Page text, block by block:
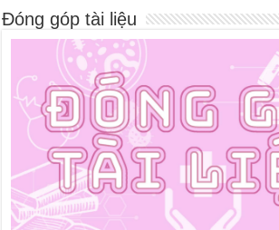
Đóng góp tài liệu